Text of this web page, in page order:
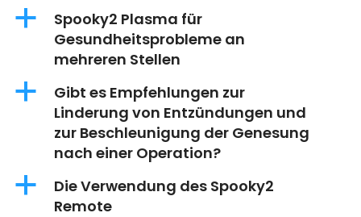
a
Spooky2 Plasma für
Gesundheitsprobleme an
mehreren Stellen
a
Gibt es Empfehlungen zur
Linderung von Entzündungen und
zur Beschleunigung der Genesung
nach einer Operation?
a
Die Verwendung des Spooky2
Remote